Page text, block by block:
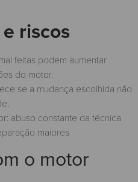
riscos
feitas podem aumentar
do motor.
se a mudança escolhida não
abuso constante da técnica
maiores
o motor